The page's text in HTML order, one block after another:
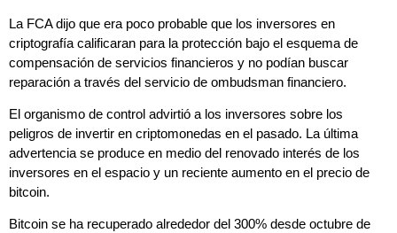
La FCA dijo que era poco probable que los inversores en
criptografía calificaran para la protección bajo el esquema de
compensación de servicios financieros y no podían buscar
reparación a través del servicio de ombudsman financiero.
El organismo de control advirtió a los inversores sobre los
peligros de invertir en criptomonedas en el pasado. La última
advertencia se produce en medio del renovado interés de los
inversores en el espacio y un reciente aumento en el precio de
bitcoin.
Bitcoin se ha recuperado alrededor del 300% desde octubre de